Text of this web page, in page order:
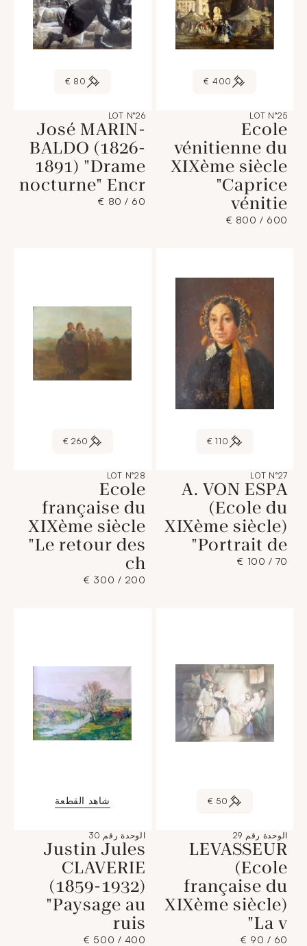
400 €
LOT N°25
Ecole
vénitienne du
XIXème siècle
"Caprice
vénitie
600 / 800 €
80 €
LOT N°26
José MARIN-
BALDO (1826-
1891) "Drame
nocturne" Encr
60 / 80 €
110 €
LOT N°27
A. VON ESPA
(Ecole du
XIXème siècle)
"Portrait de
70 / 100 €
260 €
LOT N°28
Ecole
française du
XIXème siècle
"Le retour des
ch
200 / 300 €
50 €
الوحدة رقم 29
LEVASSEUR
(Ecole
française du
XIXème siècle)
"La v
60 / 90 €
شاهد القطعة
الوحدة رقم 30
Justin Jules
CLAVERIE
(1859-1932)
"Paysage au
ruis
400 / 500 €